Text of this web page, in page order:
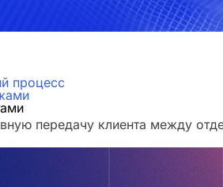
процесс
передачу клиента между